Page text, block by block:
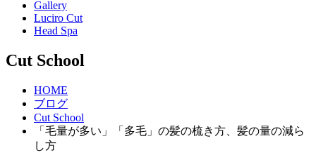
Gallery
Luciro Cut
Head Spa
Cut School
HOME
ブログ
Cut School
「毛量が多い」「多毛」の髪の梳き方、髪の量の減ら
し方